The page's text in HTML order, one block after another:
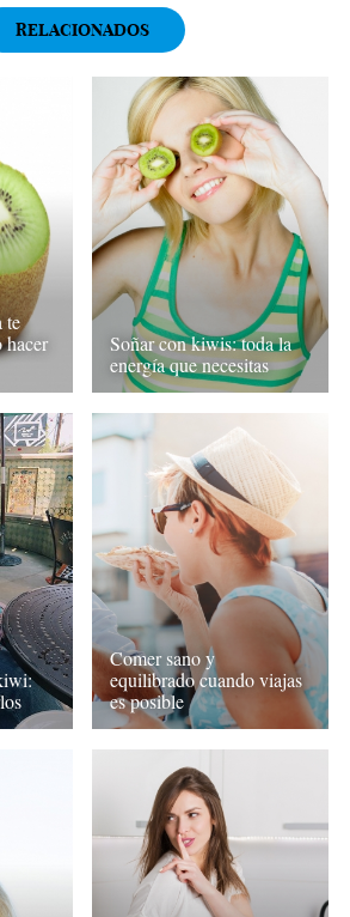
RELACIONADOS
te
hacer
Soñar con kiwis: toda la
energía que necesitas
Comer sano y
equilibrado cuando viajas
es posible